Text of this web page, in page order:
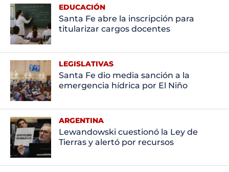
EDUCACIÓN
Santa Fe abre la inscripción para
titularizar cargos docentes
LEGISLATIVAS
Santa Fe dio media sanción a la
emergencia hídrica por El Niño
ARGENTINA
Lewandowski cuestionó la Ley de
Tierras y alertó por recursos